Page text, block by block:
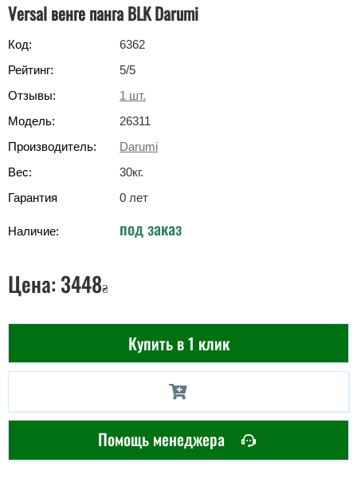
Versal венге панга BLK Darumi
Код:
6362
Рейтинг:
5/5
Отзывы:
1 шт.
Модель:
26311
Производитель:
Darumi
Вес:
30кг.
Гарантия
0 лет
Наличие: под заказ
Цена: 3448₴
Купить в 1 клик
Помощь менеджера